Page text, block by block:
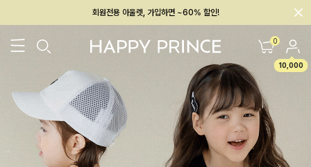
멤버십 최대 28,000원 혜택
0
10,000
26SS 신상 BEST BABY[6~12M] 아우터/상의 하의/레깅스